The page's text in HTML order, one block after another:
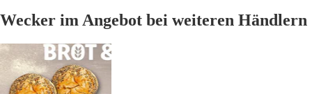
Wecker im Angebot bei weiteren Händlern